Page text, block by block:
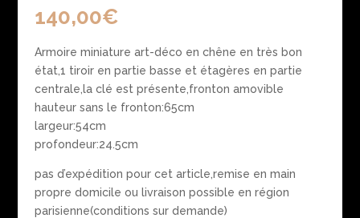
140,00€
Armoire miniature art-déco en chêne en très bon
état,1 tiroir en partie basse et étagères en partie
centrale,la clé est présente,fronton amovible
hauteur sans le fronton:65cm
largeur:54cm
profondeur:24.5cm
pas d’expédition pour cet article,remise en main
propre domicile ou livraison possible en région
parisienne(conditions sur demande)